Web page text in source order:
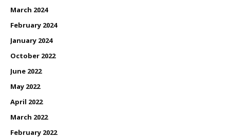
March 2024
February 2024
January 2024
October 2022
June 2022
May 2022
April 2022
March 2022
February 2022